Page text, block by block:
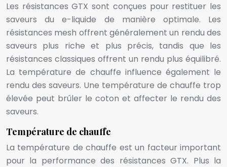
Les résistances GTX sont conçues pour restituer les
saveurs du e-liquide de manière optimale. Les
résistances mesh offrent généralement un rendu des
saveurs plus riche et plus précis, tandis que les
résistances classiques offrent un rendu plus équilibré.
La température de chauffe influence également le
rendu des saveurs. Une température de chauffe trop
élevée peut brûler le coton et affecter le rendu des
saveurs.
Température de chauffe
La température de chauffe est un facteur important
pour la performance des résistances GTX. Plus la